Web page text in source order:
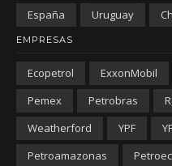
España
Uruguay
EMPRESAS
Ecopetrol ExxonMobil
Pemex
Petrobras
Weatherford
YPF
Petroamazonas